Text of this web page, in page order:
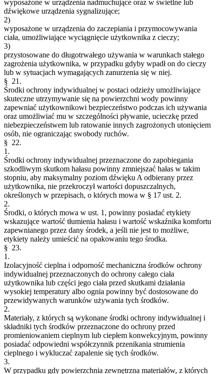
wyposażone w urządzenia nadmuchujące oraz w świetlne lub
dźwiękowe urządzenia sygnalizujące;
2)
wyposażone w urządzenia do zaczepiania i przymocowywania
ciała, umożliwiające wyciągnięcie użytkownika z cieczy;
3)
przystosowane do długotrwałego używania w warunkach stałego
zagrożenia użytkownika, w przypadku gdyby wpadł on do cieczy
lub w sytuacjach wymagających zanurzenia się w niej.
§ 21.
Środki ochrony indywidualnej w postaci odzieży umożliwiające
skuteczne utrzymywanie się na powierzchni wody powinny
zapewniać użytkownikowi bezpieczeństwo podczas ich używania
oraz umożliwiać mu w szczególności pływanie, ucieczkę przed
niebezpieczeństwem lub ratowanie innych zagrożonych utonięciem
osób, nie ograniczając swobody ruchów.
§ 22.
1.
Środki ochrony indywidualnej przeznaczone do zapobiegania
szkodliwym skutkom hałasu powinny zmniejszać hałas w takim
stopniu, aby maksymalny poziom dźwięku A odbierany przez
użytkownika, nie przekroczył wartości dopuszczalnych,
określonych w przepisach, o których mowa w § 17 ust. 2.
2.
Środki, o których mowa w ust. 1, powinny posiadać etykiety
wskazujące wartość tłumienia hałasu i wartość wskaźnika komfortu
zapewnianego przez dany środek, a jeśli nie jest to możliwe,
etykiety należy umieścić na opakowaniu tego środka.
§ 23.
1.
Izolacyjność cieplna i odporność mechaniczna środków ochrony
indywidualnej przeznaczonych do ochrony całego ciała
użytkownika lub części jego ciała przed skutkami działania
wysokiej temperatury albo ognia powinny być dostosowane do
przewidywanych warunków używania tych środków.
2.
Materiały, z których są wykonane środki ochrony indywidualnej i
składniki tych środków przeznaczone do ochrony przed
promieniowaniem cieplnym lub ciepłem konwekcyjnym, powinny
posiadać odpowiedni współczynnik przenikania strumienia
cieplnego i wykluczać zapalenie się tych środków.
3.
W przypadku gdy powierzchnia zewnętrzna materiałów, z których